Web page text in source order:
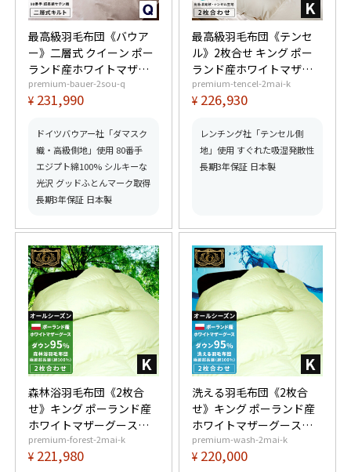
最高級羽毛布団《バウア
ー》二層式 クイーン ポー
ランド産ホワイトマザー
グースダウン95% (440dp
以上) 羽毛量2.0kg 【6つ
得】【グッドふとんマー
ク取得】
premium-bauer-2sou-q
¥ 231,990
ドイツバウアー社「ダマスク
織・高級側地」使用 80番手
エジプト綿100% シルキーな
光沢 グッドふとんマーク取得
長期3年保証 日本製
最高級羽毛布団《テンセ
ル》2枚合せ キング ポー
ランド産ホワイトマザー
グースダウン95% (440dp
以上) 合掛1.4kg、薄掛
ムゴールド取得】【グッ
ドふとんマーク取得】
premium-tencel-2mai-k
¥ 226,930
レンチング社「テンセル側
地」使用 すぐれた吸湿発散性
長期3年保証 日本製
森林浴羽毛布団《2枚合
せ》キング ポーランド産
ホワイトマザーグースダ
ウン95% (440dp以上) 合
掛1.4kg、薄掛0.8kg 【6
premium-forest-2mai-k
¥ 221,980
洗える羽毛布団《2枚合
せ》キング ポーランド産
ホワイトマザーグースダ
ウン95% (440dp以上) 合
掛1.4kg、薄掛0.8kg 【6
premium-wash-2mai-k
¥ 220,000